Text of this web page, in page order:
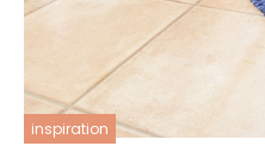
inspiration